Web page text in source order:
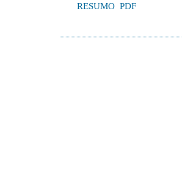
RESUMO PDF